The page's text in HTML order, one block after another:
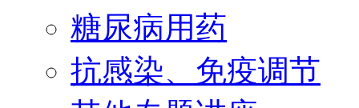
糖尿病用药
抗感染、免疫调节